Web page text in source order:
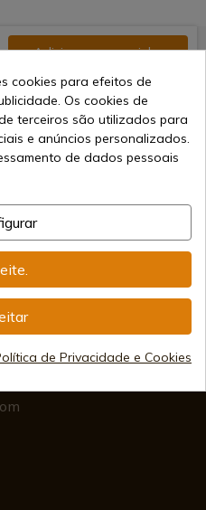
Adicionar ao carrinho
desde 1998
Pagamento
cookies para efeitos de
Os cookies de
terceiros são utilizados para
e anúncios personalizados.
de dados pessoais
de Privacidade e Cookies